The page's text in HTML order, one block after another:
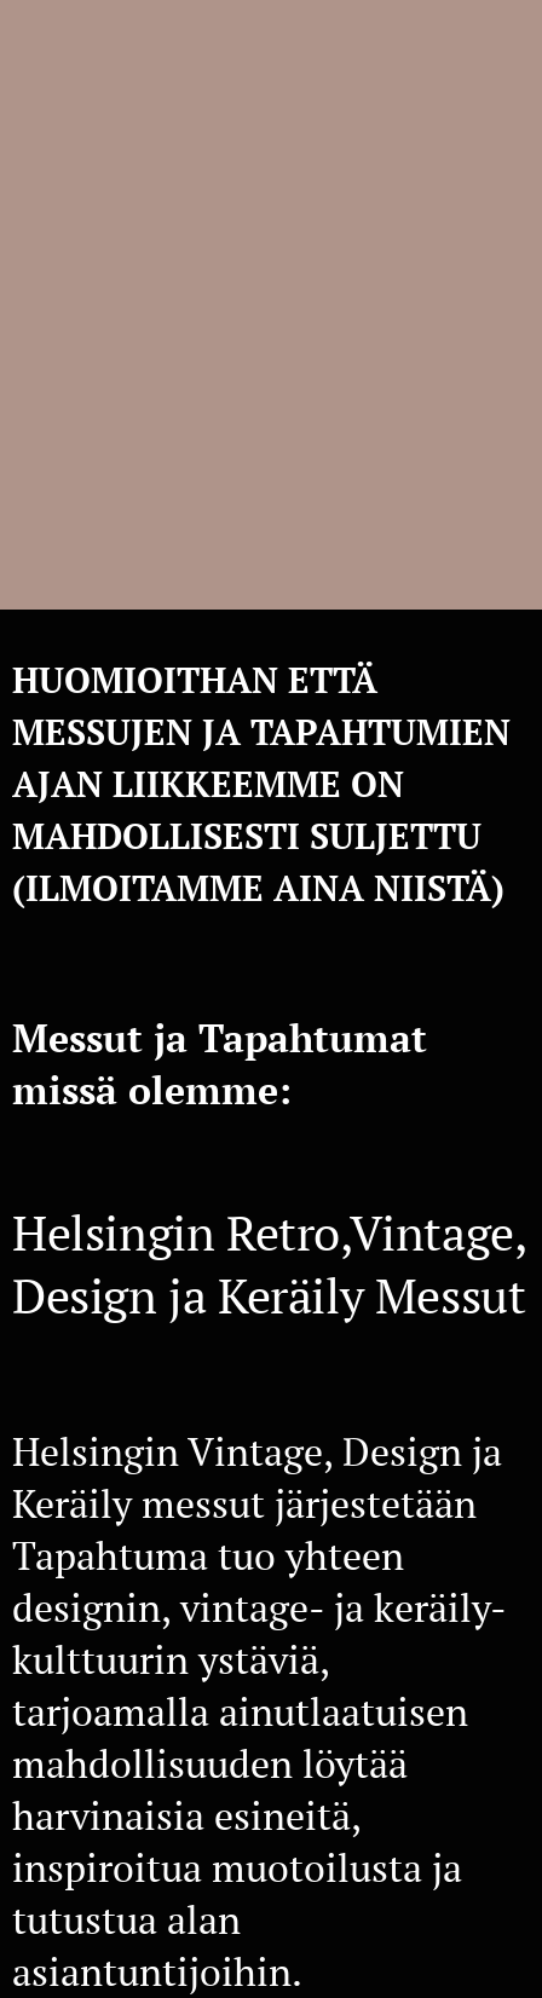
HUOMIOITHAN ETTÄ
MESSUJEN JA TAPAHTUMIEN
AJAN LIIKKEEMME ON
MAHDOLLISESTI SULJETTU
(ILMOITAMME AINA NIISTÄ)
Messut ja Tapahtumat
missä olemme:
Helsingin Retro,Vintage,
Design ja Keräily Messut
Helsingin Vintage, Design ja
Keräily messut järjestetään
Tapahtuma tuo yhteen
designin, vintage- ja keräily-
kulttuurin ystäviä,
tarjoamalla ainutlaatuisen
mahdollisuuden löytää
harvinaisia esineitä,
inspiroitua muotoilusta ja
tutustua alan
asiantuntijoihin.